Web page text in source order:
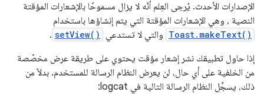
الإصدارات الأحدث. يُرجى العِلم أنّه لا يزال مسموحًا بالإشعارات المؤقتة
النصية ، وهي الإشعارات المؤقتة التي يتم إنشاؤها باستخدام
Toast.makeText() والتي لا تستدعي setView()
.
إذا حاول تطبيقك نشر إشعار مؤقت يحتوي على طريقة عرض مخصّصة
من الخلفية على أي حال، لن يعرض النظام الرسالة للمستخدم. بدلاً من
ذلك، يسجِّل النظام الرسالة التالية في logcat: